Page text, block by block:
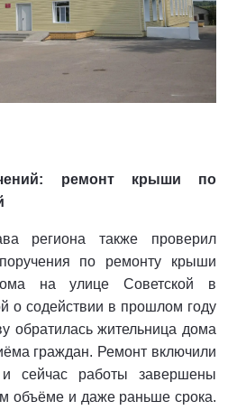
ремонт крыши по
региона также проверил
по ремонту крыши
на улице Советской в
о содействии в прошлом году
обратилась жительница дома
граждан. Ремонт включили
сейчас работы завершены
объёме и даже раньше срока.